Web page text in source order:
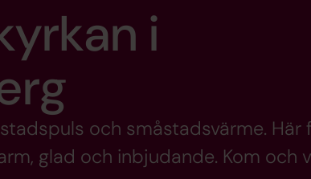
i
och småstadsvärme. Här
glad och inbjudande. Kom och